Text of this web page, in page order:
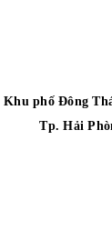
Khu phố Đông
Tp. Hải